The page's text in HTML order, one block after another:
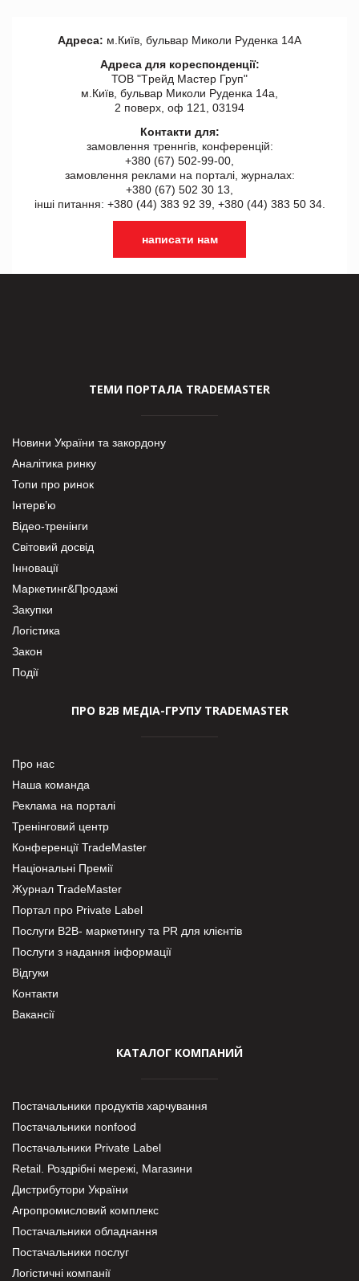
Адреса: м.Київ, бульвар Миколи Руденка 14А
Адреса для кореспонденції:
ТОВ "Tрейд Мастер Груп"
м.Київ, бульвар Миколи Руденка 14а,
2 поверх, оф 121, 03194
Контакти для:
замовлення треннгів, конференцій:
+380 (67) 502-99-00,
замовлення реклами на порталі, журналах:
+380 (67) 502 30 13,
інші питання: +380 (44) 383 92 39, +380 (44) 383 50 34.
написати нам
ТЕМИ ПОРТАЛА TRADEMASTER
Новини України та закордону
Аналітика ринку
Топи про ринок
Інтерв’ю
Відео-тренінги
Світовий досвід
Інновації
Маркетинг&Продажі
Закупки
Логістика
Закон
Події
ПРО В2В МЕДІА-ГРУПУ TRADEMASTER
Про нас
Наша команда
Реклама на порталі
Тренінговий центр
Конференції TradeMaster
Національні Премії
Журнал TradeMaster
Портал про Private Label
Послуги В2В- маркетингу та PR для клієнтів
Послуги з надання інформації
Відгуки
Контакти
Вакансії
КАТАЛОГ КОМПАНИЙ
Постачальники продуктів харчування
Постачальники nonfood
Постачальники Private Label
Retail. Роздрібні мережі, Магазини
Дистрибутори України
Агропромисловий комплекс
Постачальники обладнання
Постачальники послуг
Логістичні компанії